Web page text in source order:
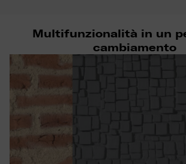
Multifunzionalità in un
cambiamento